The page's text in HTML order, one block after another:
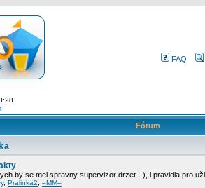
FAQ
Fórum
by se mel spravny supervizor drzet :-), i pravidla pro
, Pralinka2 –MM–